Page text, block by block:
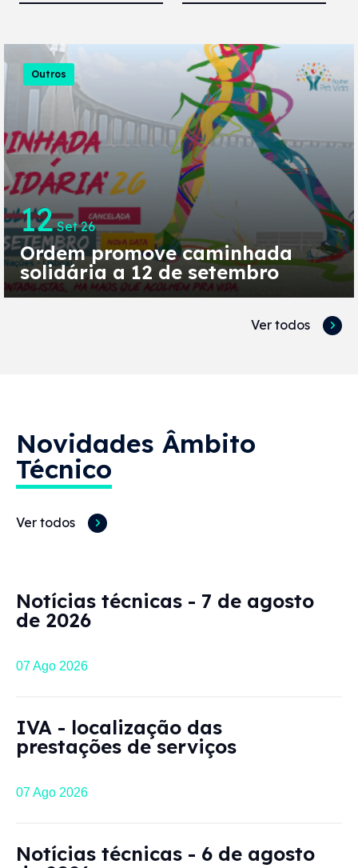
Outros
12Set 26
Ordem promove caminhada
solidária a 12 de setembro
Ver todos
Novidades Âmbito
Técnico
Ver todos
Notícias técnicas - 7 de agosto
de 2026
07 Ago 2026
IVA - localização das
prestações de serviços
07 Ago 2026
Notícias técnicas - 6 de agosto
Regime de